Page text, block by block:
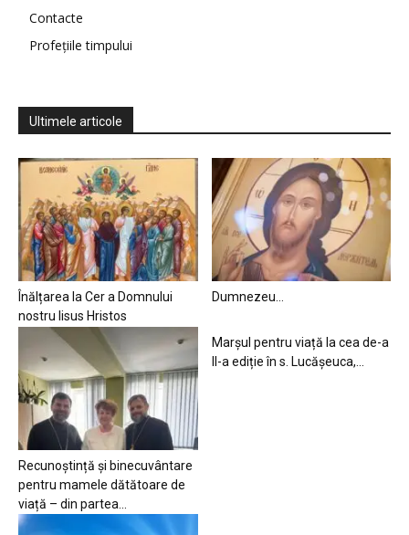
Contacte
Profețiile timpului
Ultimele articole
Înălțarea la Cer a Domnului
nostru Iisus Hristos
Dumnezeu…
Recunoștință și binecuvântare
pentru mamele dătătoare de
viață – din partea...
Marșul pentru viață la cea de-a
II-a ediție în s. Lucășeuca,...